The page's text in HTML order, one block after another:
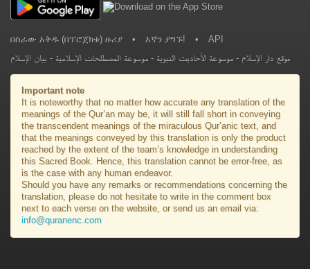
በስራው እቅዱ (በፕሮጀክቱ) ዙሪያ • እኛን ያግኙ! •
API
موقع دار الإسلام - موسوعة الأحاديث النبوية - موسوعة المصطلحات الإسلامية - بيان الإسلام
Important note
It is noteworthy that no matter how accurate any translation of the
meanings of the Qur’an may be, it will still fall short in conveying
the transcendent meanings of the miraculous Qur’anic text, and
that the meanings conveyed by this translation is only the product
reached by the extent of the team’s knowledge in understanding
this Sacred Book. Hence, this translation cannot be error-free, as
is the case with any human endeavor.
Should you have any remarks or recommendations concerning the
translation, please do not hesitate to write in the comment box
next to each verse on the website, or send us an email via:
info@quranenc.com